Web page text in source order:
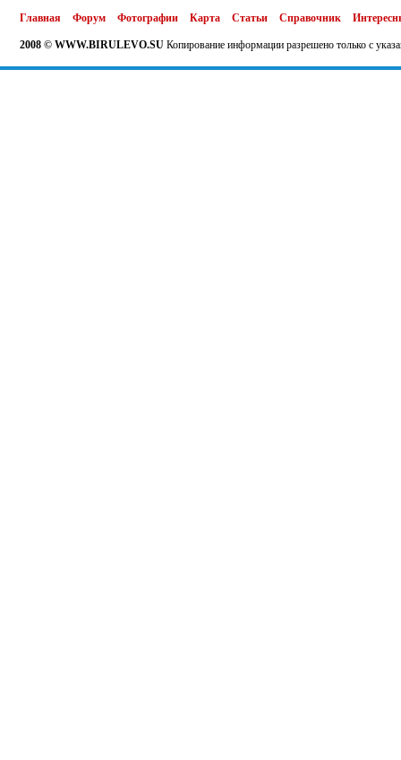
Главная Форум Фотографии Карта Статьи Справочник
2008 © WWW.BIRULEVO.SU Копирование информации разрешено только с